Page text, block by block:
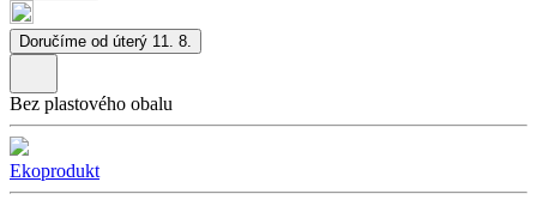
Doručíme od úterý 11. 8.
Bez plastového obalu
Ekoprodukt